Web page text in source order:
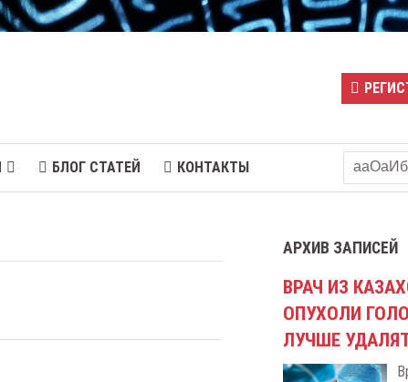
БЛОГ СТАТЕЙ КОНТАКТЫ
АРХИВ ЗАПИСЕЙ
ВРАЧ ИЗ
ОПУХОЛИ
ЛУЧШЕ